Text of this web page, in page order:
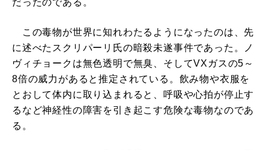
だったのである。
この毒物が世界に知れわたるようになったのは、先
に述べたスクリパーリ氏の暗殺未遂事件であった。ノ
ヴィチョークは無色透明で無臭、そしてVXガスの5～
8倍の威力があると推定されている。飲み物や衣服を
とおして体内に取り込まれると、呼吸や心拍が停止す
るなど神経性の障害を引き起こす危険な毒物なのであ
る。